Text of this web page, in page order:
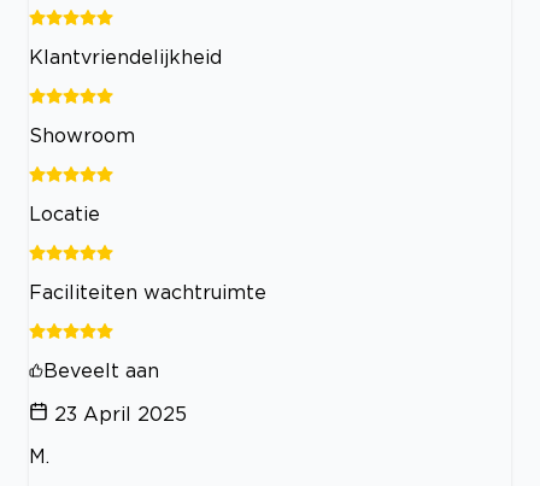
Klantvriendelijkheid
Showroom
Locatie
Faciliteiten wachtruimte
Beveelt aan
23 April 2025
M.